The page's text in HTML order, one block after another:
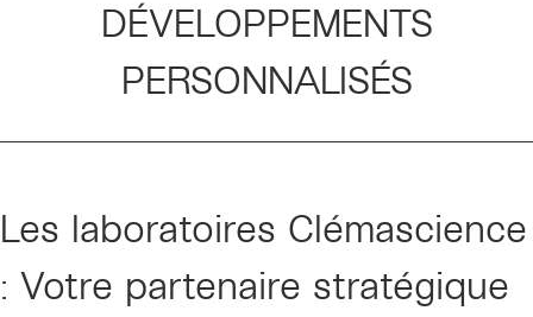
DÉVELOPPEMENTS
PERSONNALISÉS
Les laboratoires Clémascience
: Votre partenaire stratégique